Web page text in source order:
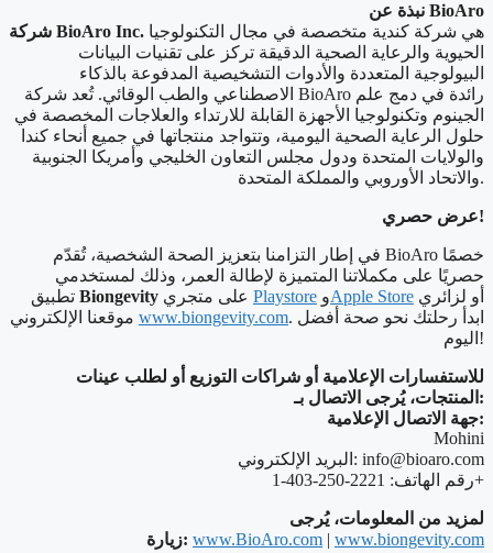
نبذة عن BioAro
شركة BioAro Inc. هي شركة كندية متخصصة في مجال التكنولوجيا
الحيوية والرعاية الصحية الدقيقة تركز على تقنيات البيانات
البيولوجية المتعددة والأدوات التشخيصية المدفوعة بالذكاء
الاصطناعي والطب الوقائي. تُعد شركة BioAro رائدة في دمج علم
الجينوم وتكنولوجيا الأجهزة القابلة للارتداء والعلاجات المخصصة في
حلول الرعاية الصحية اليومية، وتتواجد منتجاتها في جميع أنحاء كندا
والولايات المتحدة ودول مجلس التعاون الخليجي وأمريكا الجنوبية
والاتحاد الأوروبي والمملكة المتحدة.
عرض حصري!
في إطار التزامنا بتعزيز الصحة الشخصية، تُقدّم BioAro خصمًا
حصريًا على مكملاتنا المتميزة لإطالة العمر، وذلك لمستخدمي
Biongevity Playstore وApple Store
www.biongevity.com. ابدأ رحلتك نحو صحة أفضل
اليوم!
للاستفسارات الإعلامية أو شراكات التوزيع أو لطلب عينات
المنتجات، يُرجى الاتصال بـ:
جهة الاتصال الإعلامية:
Mohini
البريد الإلكتروني: info@bioaro.com
رقم الهاتف: 2221-250-403-1+
لمزيد من المعلومات، يُرجى
زيارة: www.BioAro.com | www.biongevity.com